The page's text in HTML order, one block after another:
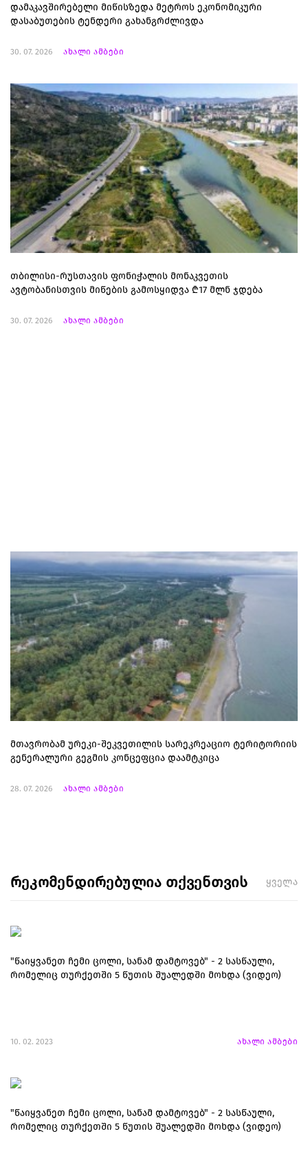
დამაკავშირებელი მიწისზედა მეტროს ეკონომიკური
დასაბუთების ტენდერი გახანგრძლივდა
30. 07. 2026 ახალი ამბები
თბილისი-რუსთავის ფონიჭალის მონაკვეთის
ავტობანისთვის მიწების გამოსყიდვა ₾17 მლნ ჯდება
30. 07. 2026 ახალი ამბები
მთავრობამ ურეკი-შეკვეთილის სარეკრეაციო ტერიტორიის
გენერალური გეგმის კონცეფცია დაამტკიცა
28. 07. 2026 ახალი ამბები
რეკომენდირებულია თქვენთვის ყველა
"წაიყვანეთ ჩემი ცოლი, სანამ დამტოვებ" - 2 სასწაული,
რომელიც თურქეთში 5 წუთის შუალედში მოხდა (ვიდეო)
10. 02. 2023 ახალი ამბები
"წაიყვანეთ ჩემი ცოლი, სანამ დამტოვებ" - 2 სასწაული,
რომელიც თურქეთში 5 წუთის შუალედში მოხდა (ვიდეო)